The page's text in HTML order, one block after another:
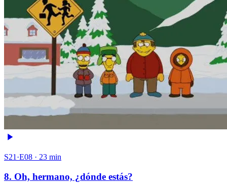
S21·E08 · 23 min
8. Oh, hermano, ¿dónde estás?